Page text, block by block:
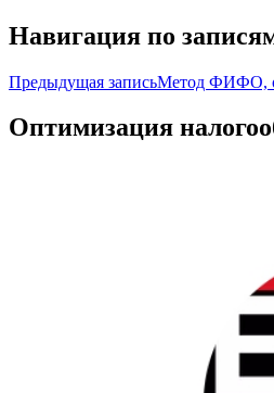
Навигация по
Предыдущая записьМетод ФИФО, о
Оптимизация